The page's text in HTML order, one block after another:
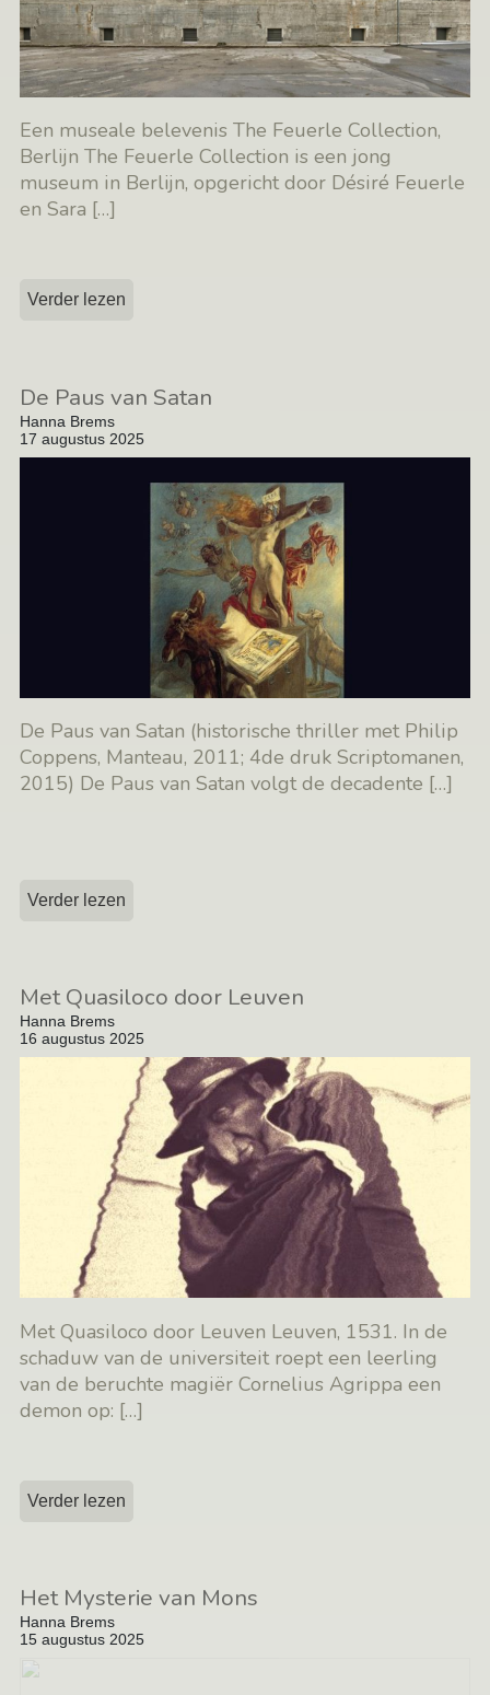
Een museale belevenis The Feuerle Collection,
Berlijn The Feuerle Collection is een jong
museum in Berlijn, opgericht door Désiré Feuerle
en Sara […]
Verder lezen
De Paus van Satan
Hanna Brems
17 augustus 2025
De Paus van Satan (historische thriller met Philip
Coppens, Manteau, 2011; 4de druk Scriptomanen,
2015) De Paus van Satan volgt de decadente […]
Verder lezen
Met Quasiloco door Leuven
Hanna Brems
16 augustus 2025
Met Quasiloco door Leuven Leuven, 1531. In de
schaduw van de universiteit roept een leerling
van de beruchte magiër Cornelius Agrippa een
demon op: […]
Verder lezen
Het Mysterie van Mons
Hanna Brems
15 augustus 2025